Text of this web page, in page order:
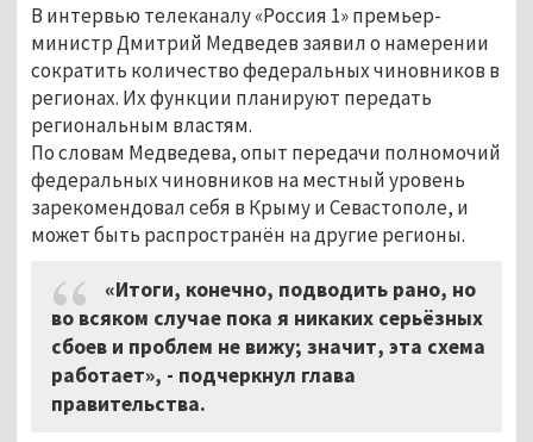
В интервью телеканалу «Россия 1» премьер-
министр Дмитрий Медведев заявил о намерении
сократить количество федеральных чиновников в
регионах. Их функции планируют передать
региональным властям.
По словам Медведева, опыт передачи полномочий
федеральных чиновников на местный уровень
зарекомендовал себя в Крыму и Севастополе, и
может быть распространён на другие регионы.
«Итоги, конечно, подводить рано, но
во всяком случае пока я никаких серьёзных
сбоев и проблем не вижу; значит, эта схема
работает», - подчеркнул глава
правительства.